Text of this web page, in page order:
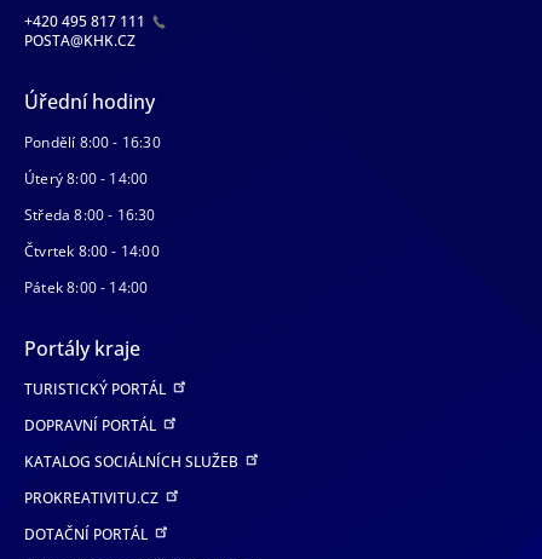
+420 495 817 111
POSTA@KHK.CZ
Úřední hodiny
Pondělí 8:00 - 16:30
Úterý 8:00 - 14:00
Středa 8:00 - 16:30
Čtvrtek 8:00 - 14:00
Pátek 8:00 - 14:00
Portály kraje
TURISTICKÝ PORTÁL
DOPRAVNÍ PORTÁL
KATALOG SOCIÁLNÍCH SLUŽEB
PROKREATIVITU.CZ
DOTAČNÍ PORTÁL